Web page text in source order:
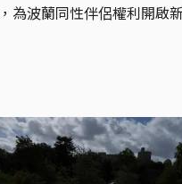
為波蘭同性伴侶權利開啟